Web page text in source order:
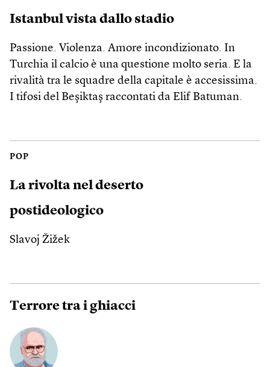
Istanbul vista dallo stadio
Passione. Violenza. Amore incondizionato. In
Turchia il calcio è una questione molto seria. E la
rivalità tra le squadre della capitale è accesissima.
I tifosi del Beşiktaş raccontati da Elif Batuman.
POP
La rivolta nel deserto
postideologico
Slavoj Žižek
Terrore tra i ghiacci